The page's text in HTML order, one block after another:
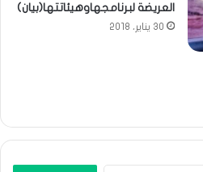
العريضة لبرنامجهاوهيئاتتها(بيان)
30 يناير، 2018